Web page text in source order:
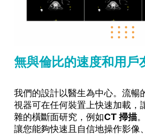
無與倫比的速度和用戶
我們的設計以醫生為中心。流暢
視器可在任何裝置上快速加載，
雜的橫斷面研究，例如CT 掃描
讓您能夠快速且自信地操作影像